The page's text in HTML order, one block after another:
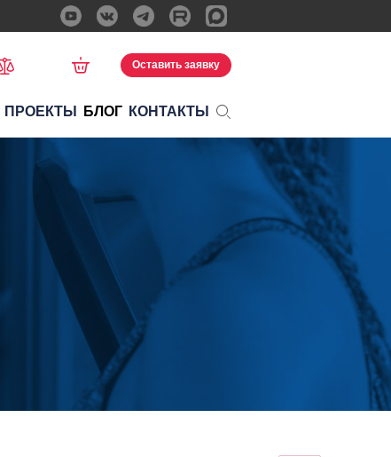
Оставить заявку
ПРОЕКТЫ БЛОГ КОНТАКТЫ